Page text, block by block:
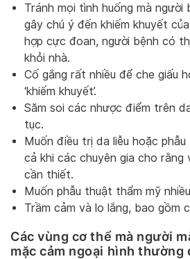
Tránh mọi tình huống mà người
gây chú ý đến khiếm khuyết
hợp cực đoan, người bệnh có
khỏi nhà.
Cố gắng rất nhiều để che giấu
‘khiếm khuyết’.
Săm soi các nhược điểm trên
tục.
Muốn điều trị da liễu hoặc
cả khi các chuyên gia cho rằng
cần thiết.
Muốn phẫu thuật thẩm mỹ
Trầm cảm và lo lắng, bao gồm
Các vùng cơ thể mà người
mặc cảm ngoại hình thường